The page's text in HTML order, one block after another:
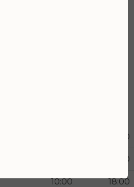
18:00
21:00
10:00 18:00